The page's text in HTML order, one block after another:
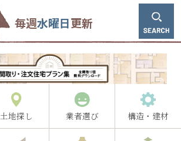
毎週水曜日更新
土地探し 業者選び 構造・建材